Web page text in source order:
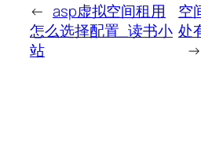
← asp虚拟空间租用
怎么选择配置_读书小
站
空
处
→